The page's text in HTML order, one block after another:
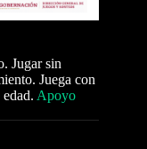
Jugar sin
Juega con
Apoyo